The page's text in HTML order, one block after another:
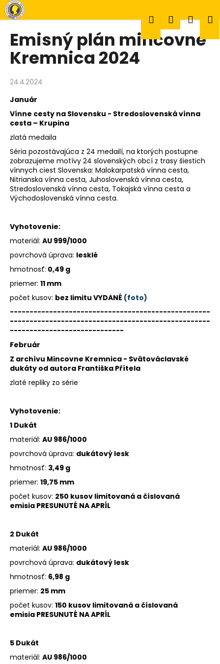
Prejsť
na
obsah
Hľadať
Emisný plán mincovne
Kremnica 2024
24.4.2024
Január
Vínne cesty na Slovensku - Stredoslovenská vínna
cesta – Krupina
zlatá medaila
Séria pozostávajúca z 24 medailí, na ktorých postupne
zobrazujeme motívy 24 slovenských obcí z trasy šiestich
vínnych ciest Slovenska: Malokarpatská vínna cesta,
Nitrianska vínna cesta, Juhoslovenská vínna cesta,
Stredoslovenská vínna cesta, Tokajská vínna cesta a
Východoslovenská vínna cesta.
Vyhotovenie:
materiál: AU 999/1000
povrchová úprava: lesklé
hmotnosť: 0,49 g
priemer: 11 mm
počet kusov: bez limitu VYDANÉ (foto)
---------------------------------------------------
---------------------------------------------------
-----------------------------
Február
Z archívu Mincovne Kremnica - Svätováclavské
dukáty od autora Františka Přítela
zlaté repliky zo série
Vyhotovenie:
1 Dukát
materiál: AU 986/1000
povrchová úprava: dukátový lesk
hmotnosť: 3,49 g
priemer: 19,75 mm
počet kusov: 250 kusov limitovaná a číslovaná
emisia PRESUNUTÉ NA APRÍL
2 Dukát
materiál: AU 986/1000
povrchová úprava: dukátový lesk
hmotnosť: 6,98 g
priemer: 25 mm
počet kusov: 150 kusov limitovaná a číslovaná
emisia PRESUNUTÉ NA APRÍL
5 Dukát
materiál: AU 986/1000
K
o
Č
o
p
t
r
e
b
u
j
e
t
e
á
j
s
ť
?
HĽADAŤ
O
d
o
r
ú
č
a
m
e